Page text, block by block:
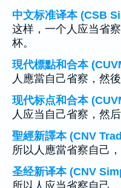
中文标准译本 (CSB
这样，一个人应当省
杯。
現代標點和合本
人應當自己省察，然
现代标点和合本
人应当自己省察，然
聖經新譯本 (CNV
所以人應當省察自己
圣经新译本 (CNV
所以人应当省察自己